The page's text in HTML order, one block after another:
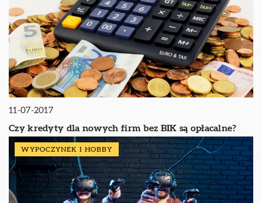
11-07-2017
Czy kredyty dla nowych firm bez BIK są opłacalne?
WYPOCZYNEK I HOBBY